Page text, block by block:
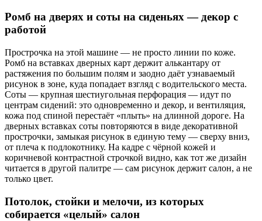
Ромб на дверях и соты на сиденьях — декор с
работой
Прострочка на этой машине — не просто линии по коже.
Ромб на вставках дверных карт держит алькантару от
растяжения по большим полям и заодно даёт узнаваемый
рисунок в зоне, куда попадает взгляд с водительского места.
Соты — крупная шестиугольная перфорация — идут по
центрам сидений: это одновременно и декор, и вентиляция,
кожа под спиной перестаёт «плыть» на длинной дороге. На
дверных вставках соты повторяются в виде декоративной
прострочки, замыкая рисунок в единую тему — сверху вниз,
от плеча к подлокотнику. На кадре с чёрной кожей и
коричневой контрастной строчкой видно, как тот же дизайн
читается в другой палитре — сам рисунок держит салон, а не
только цвет.
Потолок, стойки и мелочи, из которых
собирается «целый» салон